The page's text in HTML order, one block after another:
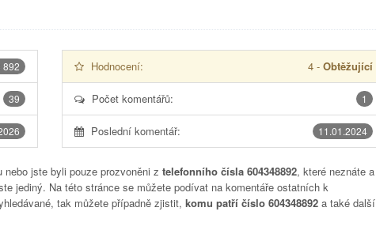
892
39
Hodnocení: 4- Obtěžující
1
Počet komentářů:
11.01.2024
Poslední komentář:
jste byli pouze prozvoněni z telefonního čísla 604348892, které neznáte a
jediný. Na této stránce se můžete podívat na komentáře ostatních k
tak můžete případně zjistit, komu patří číslo 604348892 a také další